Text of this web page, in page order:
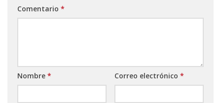
Comentario *
Nombre * Correo electrónico *